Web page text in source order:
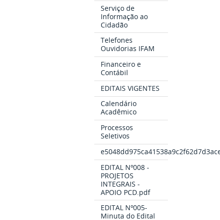
Serviço de
Informação ao
Cidadão
Telefones
Ouvidorias IFAM
Financeiro e
Contábil
EDITAIS VIGENTES
Calendário
Acadêmico
Processos
Seletivos
EDITAL Nº008 -
PROJETOS
INTEGRAIS -
APOIO PCD.pdf
EDITAL Nº005-
Minuta do Edital